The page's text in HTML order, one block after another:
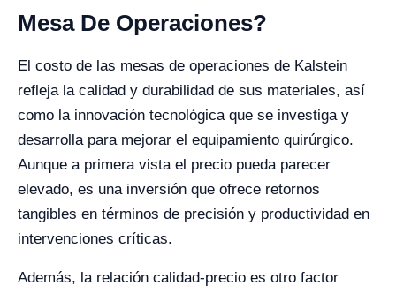
Mesa De Operaciones?
El costo de las mesas de operaciones de Kalstein
refleja la calidad y durabilidad de sus materiales, así
como la innovación tecnológica que se investiga y
desarrolla para mejorar el equipamiento quirúrgico.
Aunque a primera vista el precio pueda parecer
elevado, es una inversión que ofrece retornos
tangibles en términos de precisión y productividad en
intervenciones críticas.
Además, la relación calidad-precio es otro factor